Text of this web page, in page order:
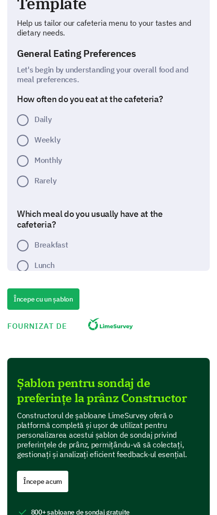
Help us tailor our cafeteria menu to your tastes and
dietary needs.
General Eating Preferences
Let's begin by understanding your overall food and
meal preferences.
How often do you eat at the cafeteria?
Daily
Weekly
Monthly
Rarely
Which meal do you usually have at the
cafeteria?
Breakfast
Lunch
Snacks
Your favorite dishes make meal times more
Select your preferred types of cuisine and feel
free to leave your comments.
Italian
Începe cu un șablon
FOURNIZAT DE
Șablon pentru sondaj de
preferințe la prânz Constructor
Constructorul de șabloane LimeSurvey oferă o
platformă completă și ușor de utilizat pentru
personalizarea acestui șablon de sondaj privind
preferințele de prânz, permițându-vă să colectați,
gestionați și analizați eficient feedback-ul esențial.
Începe acum
800+ șabloane de sondaj gratuite